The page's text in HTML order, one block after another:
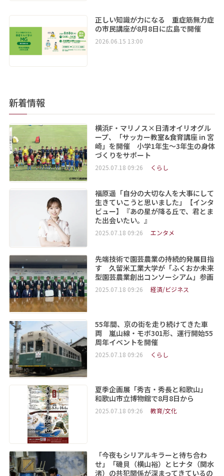
正しい知識が力になる 重症筋無力症
の市民講座が8月8日に広島で開催
2026.06.15 13:00
新着情報
横浜F・マリノス×日清オイリオグル
ープ、「サッカー教室&食育講座 in 宮
崎」を開催 小学1年生～3年生の身体
づくりをサポート
2025.07.18 09:26 くらし
福原遥「自分の大切な人を大事にして
生きていこうと思いました」【インタ
ビュー】『あの星が降る丘で、君とま
た出会いたい。』
2025.07.18 09:26 エンタメ
先端技術で園芸農業の持続的発展目指
す 久留米工業大学が「ふくおか未来
型園芸農業創出コンソーシアム」参画
2025.07.18 09:26 経済/ビジネス
55年間、京の街を走り続けてきた車
両 嵐山線・モボ301形、運行開始55
周年イベントを開催
2025.07.18 09:26 くらし
夏季企画展「秀吉・秀長と和歌山」
和歌山市立博物館で8月8日から
2025.07.18 09:26 教育/文化
「今夜もシリアルキラーと待ち合わ
せ」「磯貝（横山裕）とヒナタ（関水
渚）の共犯関係が深まってきているの